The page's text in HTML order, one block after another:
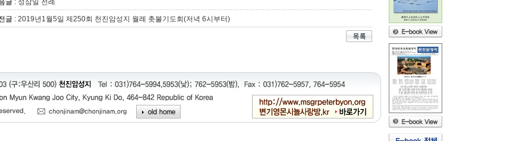
글 : 성삼일 전례
글 : 2019년1월5일 제250회 천진암성지 월례 촛불기도회(저녁 6시부터)